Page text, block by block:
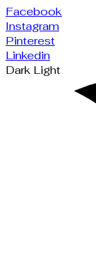
Facebook
Instagram
Pinterest
Linkedin
Dark Light